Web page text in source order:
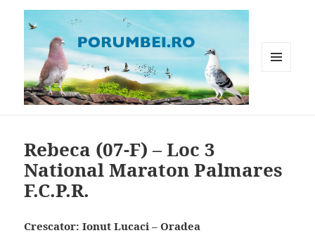
Rebeca (07-F) – Loc 3
National Maraton Palmares
F.C.P.R.
Crescator: Ionut Lucaci – Oradea